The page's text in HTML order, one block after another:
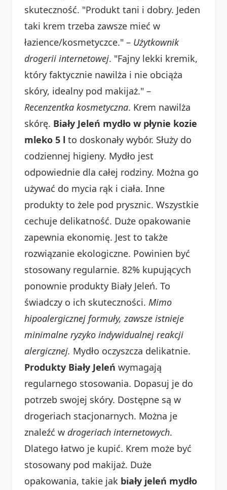
skuteczność. "Produkt tani i dobry. Jeden
taki krem trzeba zawsze mieć w
łazience/kosmetyczce." – Użytkownik
drogerii internetowej. "Fajny lekki kremik,
który faktycznie nawilża i nie obciąża
skóry, idealny pod makijaż." –
Recenzentka kosmetyczna. Krem nawilża
skórę. Biały Jeleń mydło w płynie kozie
mleko 5 l to doskonały wybór. Służy do
codziennej higieny. Mydło jest
odpowiednie dla całej rodziny. Można go
używać do mycia rąk i ciała. Inne
produkty to żele pod prysznic. Wszystkie
cechuje delikatność. Duże opakowanie
zapewnia ekonomię. Jest to także
rozwiązanie ekologiczne. Powinien być
stosowany regularnie. 82% kupujących
ponownie produkty Biały Jeleń. To
świadczy o ich skuteczności. Mimo
hipoalergicznej formuły, zawsze istnieje
minimalne ryzyko indywidualnej reakcji
alergicznej. Mydło oczyszcza delikatnie.
Produkty Biały Jeleń wymagają
regularnego stosowania. Dopasuj je do
potrzeb swojej skóry. Dostępne są w
drogeriach stacjonarnych. Można je
znaleźć w drogeriach internetowych.
Dlatego łatwo je kupić. Krem może być
stosowany pod makijaż. Duże
opakowania, takie jak biały jeleń mydło